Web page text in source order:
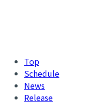
Top
Schedule
News
Release